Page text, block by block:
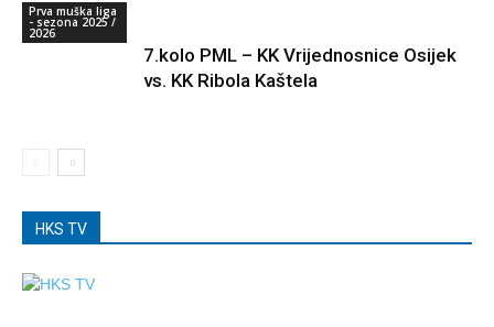
Prva muška liga
- sezona 2025 /
2026
7.kolo PML – KK Vrijednosnice Osijek
vs. KK Ribola Kaštela
HKS TV